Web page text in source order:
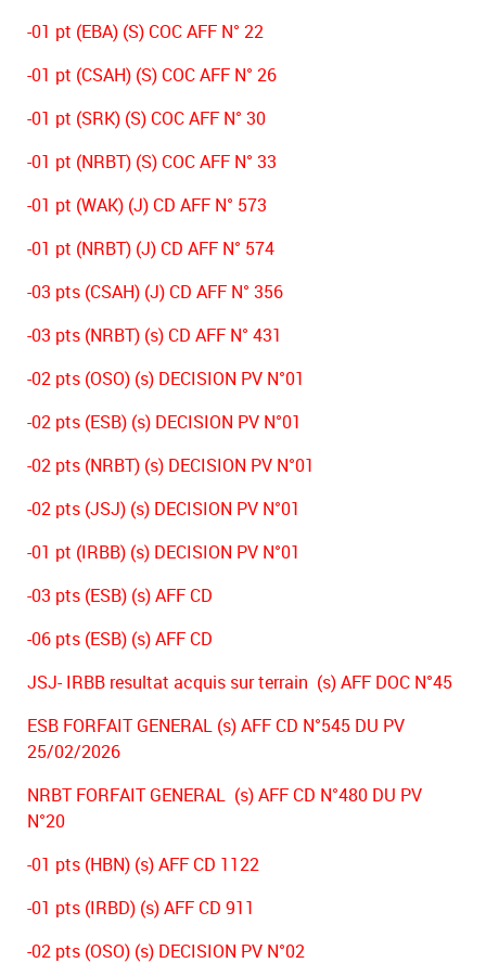
-01 pt (EBA) (S) COC AFF N° 22
-01 pt (CSAH) (S) COC AFF N° 26
-01 pt (SRK) (S) COC AFF N° 30
-01 pt (NRBT) (S) COC AFF N° 33
-01 pt (WAK) (J) CD AFF N° 573
-01 pt (NRBT) (J) CD AFF N° 574
-03 pts (CSAH) (J) CD AFF N° 356
-03 pts (NRBT) (s) CD AFF N° 431
-02 pts (OSO) (s) DECISION PV N°01
-02 pts (ESB) (s) DECISION PV N°01
-02 pts (NRBT) (s) DECISION PV N°01
-02 pts (JSJ) (s) DECISION PV N°01
-01 pt (IRBB) (s) DECISION PV N°01
-03 pts (ESB) (s) AFF CD
-06 pts (ESB) (s) AFF CD
JSJ- IRBB resultat acquis sur terrain (s) AFF DOC N°45
ESB FORFAIT GENERAL (s) AFF CD N°545 DU PV
25/02/2026
NRBT FORFAIT GENERAL (s) AFF CD N°480 DU PV
N°20
-01 pts (HBN) (s) AFF CD 1122
-01 pts (IRBD) (s) AFF CD 911
-02 pts (OSO) (s) DECISION PV N°02